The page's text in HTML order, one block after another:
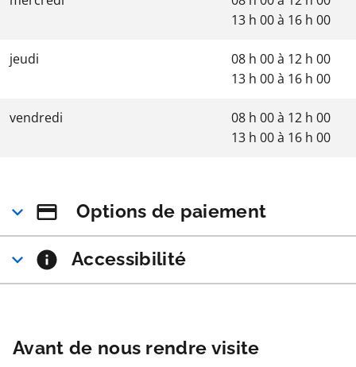
13 h 00à 16 h 00
jeudi 08 h 00à 12 h 00
13 h 00à 16 h 00
vendredi 08 h 00à 12 h 00
13 h 00à 16 h 00
Options de paiement
Accessibilité
Avant de nous rendre visite